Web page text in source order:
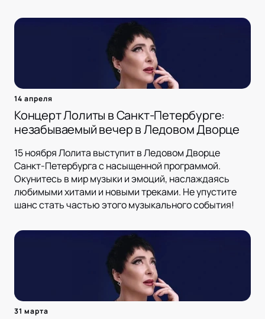
14 апреля
Концерт Лолиты в Санкт-Петербурге:
незабываемый вечер в Ледовом Дворце
15 ноября Лолита выступит в Ледовом Дворце
Санкт-Петербурга с насыщенной программой.
Окунитесь в мир музыки и эмоций, наслаждаясь
любимыми хитами и новыми треками. Не упустите
шанс стать частью этого музыкального события!
31 марта